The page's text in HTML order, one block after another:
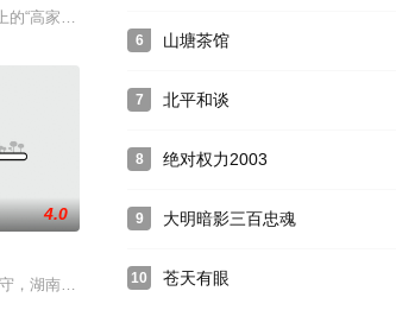
法公使杜长萱及女儿
“高家饼铺”远近驰名。高毓明与家中丫头碧云相恋，但
事力量的巨大
4.0
，湖南成为战争最前线。同时，青年龙飞汉为父仇
6 山塘茶馆
7 北平和谈
8 绝对权力2003
9 大明暗影三百忠魂
10 苍天有眼